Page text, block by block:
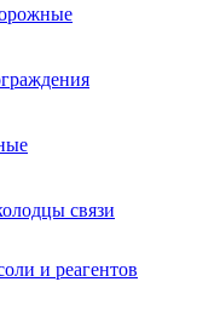
связи
и реагентов